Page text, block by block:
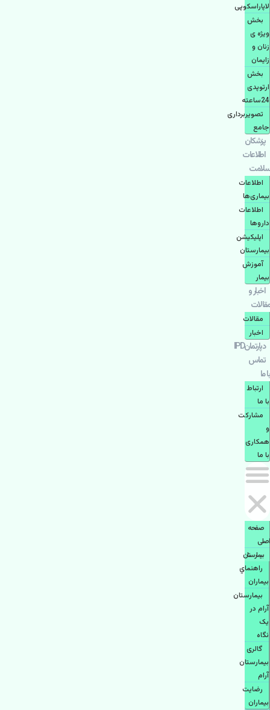
لاپاراسکوپی
بخش
ویژه ی
زنان و
زایمان
بخش
ارتوپدی
24ساعته
تصویربرداری
جامع
پزشكان
اطلاعات
سلامت
اطلاعات
بیماری‌ها
اطلاعات
دارو‌ها
اپليكيشن
بيمارستان
آموزش
بیمار
اخبار و
مقالات
مقالات
اخبار
دپارتمانIPD
تماس
با ما
ارتباط
با ما
مشاركت
و
همكاری
با ما
صفحه
اصلی
بيمارستان
راهنماي
بیماران
بیمارستان
آرام در
یک
نگاه
گالری
بیمارستان
آرام
رضایت
بیماران